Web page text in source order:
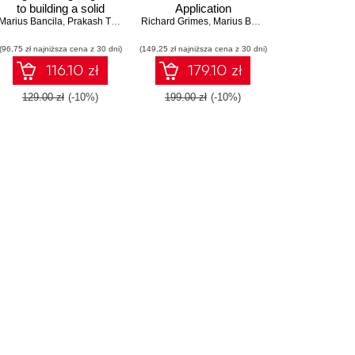
to building a solid
foundation in C#
efficient programs
Marius Bancila, Prakash Tripathi Raffaele Rialdi, Ankit Sharma
(96,75 zł najniższa cena z 30 dni)
116.10 zł
129.00 zł (-10%)
Application
Development. Leverage
C++ to overcome
difficulties in various
stages of application
development
Richard Grimes, Marius Bancila
(149,25 zł najniższa cena z 30 dni)
179.10 zł
199.00 zł (-10%)